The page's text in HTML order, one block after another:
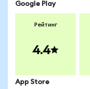
Google Play
Рейтинг
4.4
App Store